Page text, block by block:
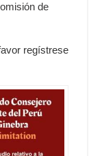
de
regístrese